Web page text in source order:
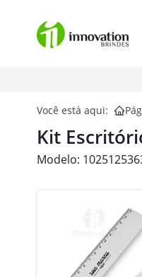
Você está aqui:
Kit
Modelo: